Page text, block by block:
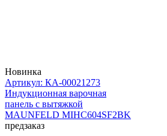
Новинка
Артикул: КА-00021273
Индукционная варочная
панель с вытяжкой
MAUNFELD MIHC604SF2BK
предзаказ